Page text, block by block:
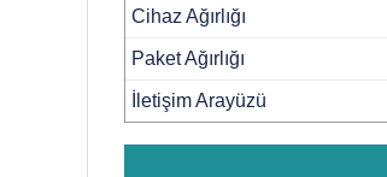
Cihaz Ağırlığı
Paket Ağırlığı
İletişim Arayüzü